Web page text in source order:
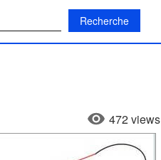
472 views